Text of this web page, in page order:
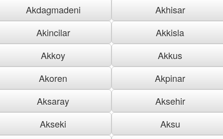
Akdagmadeni
Akhisar
Akincilar
Akkisla
Akkoy
Akkus
Akoren
Akpinar
Aksaray
Aksehir
Akseki
Aksu